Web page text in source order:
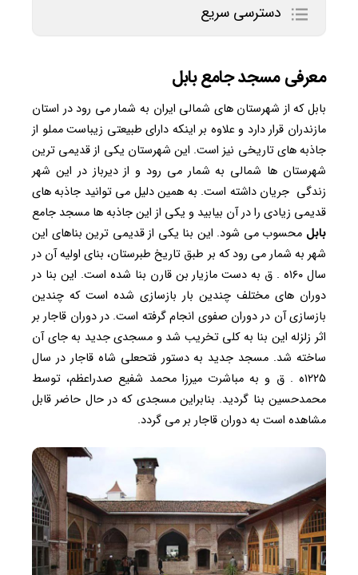
دسترسی سریع
معرفی مسجد جامع بابل
بابل که از شهرستان های شمالی ایران به شمار می رود در استان
مازندران قرار دارد و علاوه بر اینکه دارای طبیعتی زیباست مملو از
جاذبه های تاریخی نیز است. این شهرستان یکی از قدیمی ترین
شهرستان ها شمالی به شمار می رود و از دیرباز در این شهر
زندگی جریان داشته است. به همین دلیل می توانید جاذبه های
قدیمی زیادی را در آن بیابید و یکی از این جاذبه ها مسجد جامع
بابل محسوب می شود. این بنا یکی از قدیمی ترین بناهای این
شهر به شمار می رود که بر طبق تاریخ طبرستان، بنای اولیه آن در
سال ۱۶۰ه . ق به دست مازیار بن قارن بنا شده است. این بنا در
دوران های مختلف چندین بار بازسازی شده است که چندین
بازسازی آن در دوران صفوی انجام گرفته است. در دوران قاجار بر
اثر زلزله این بنا به کلی تخریب شد و مسجدی جدید به جای آن
ساخته شد. مسجد جدید به دستور فتحعلی شاه قاجار در سال
۱۲۲۵ه . ق و به مباشرت میرزا محمد شفیع صدراعظم، توسط
محمدحسین بنا گردید. بنابراین مسجدی که در حال حاضر قابل
مشاهده است به دوران قاجار بر می گردد.